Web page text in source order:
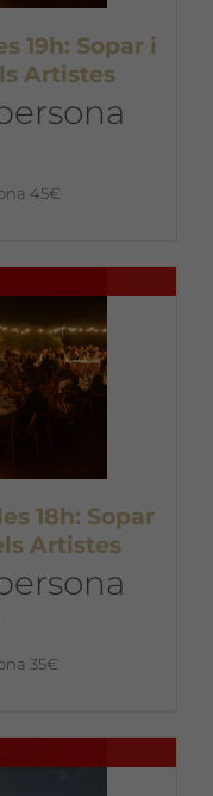
19h: Sopar i
Artistes
45€
18h: Sopar
Artistes
35€